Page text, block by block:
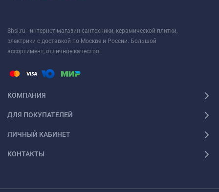
Shsl.ru - интернет-магазин сантехники, керамической плитки,
электрики с доставкой по Москве и России. Большой
ассортимент, отличное качество.
КОМПАНИЯ
ДЛЯ ПОКУПАТЕЛЕЙ
ЛИЧНЫЙ КАБИНЕТ
КОНТАКТЫ